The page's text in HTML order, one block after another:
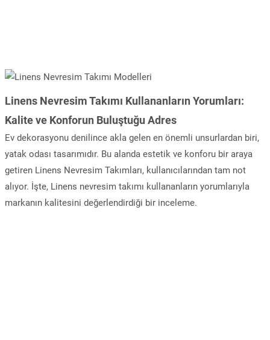
Linens Nevresim Takımı Kullananların Yorumları:
Kalite ve Konforun Buluştuğu Adres
Ev dekorasyonu denilince akla gelen en önemli unsurlardan biri,
yatak odası tasarımıdır. Bu alanda estetik ve konforu bir araya
getiren Linens Nevresim Takımları, kullanıcılarından tam not
alıyor. İşte, Linens nevresim takımı kullananların yorumlarıyla
markanın kalitesini değerlendirdiği bir inceleme.